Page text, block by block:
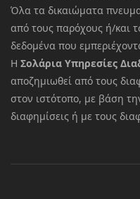
Όλα τα δικαιώματα
από τους παρόχους ή/και
δεδομένα που
Η Σολάρια Υπηρεσίες
αποζημιωθεί από τους
στον ιστότοπο, με βάση
διαφημίσεις ή με τους